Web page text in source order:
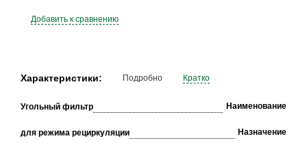
Добавить к сравнению
Характеристики: Подробно Кратко
Угольный фильтр Наименование
для режима рециркуляции Назначение